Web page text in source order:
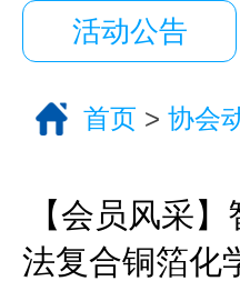
活动公告
首页 > 协会
【会员风采
法复合铜箔化
10222390号
技术支持:艾迪品牌策划
服务分类